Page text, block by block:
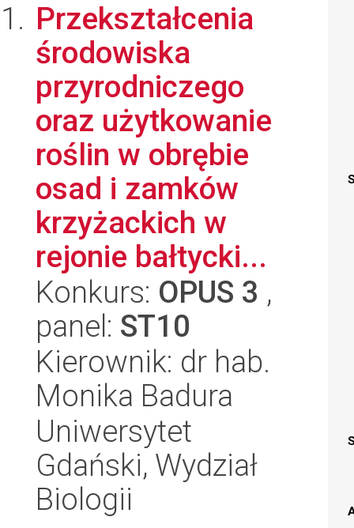
Przekształcenia
środowiska
przyrodniczego
oraz użytkowanie
roślin w obrębie
osad i zamków
krzyżackich w
rejonie bałtycki...
Konkurs: OPUS 3 ,
panel: ST10
Kierownik: dr hab.
Monika Badura
Uniwersytet
Gdański, Wydział
Biologii